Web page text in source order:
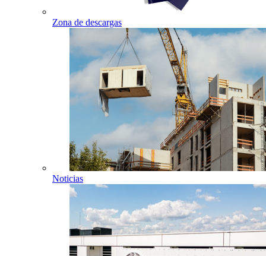
Zona de descargas
Noticias